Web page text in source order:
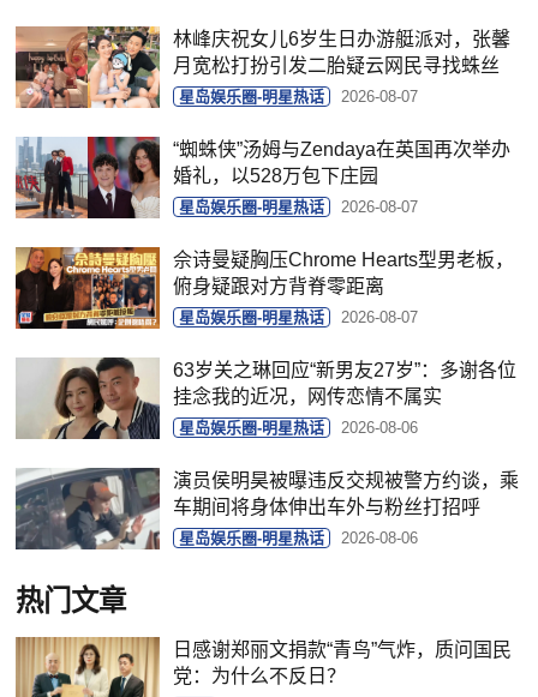
林峰庆祝女儿6岁生日办游艇派对，张馨
月宽松打扮引发二胎疑云网民寻找蛛丝
星岛娱乐圈-明星热话 2026-08-07
“蜘蛛侠”汤姆与Zendaya在英国再次举办
婚礼，以528万包下庄园
星岛娱乐圈-明星热话 2026-08-07
佘诗曼疑胸压Chrome Hearts型男老板，
俯身疑跟对方背脊零距离
星岛娱乐圈-明星热话 2026-08-07
63岁关之琳回应“新男友27岁”：多谢各位
挂念我的近况，网传恋情不属实
星岛娱乐圈-明星热话 2026-08-06
演员侯明昊被曝违反交规被警方约谈，乘
车期间将身体伸出车外与粉丝打招呼
星岛娱乐圈-明星热话 2026-08-06
热门文章
日感谢郑丽文捐款“青鸟”气炸，质问国民
党：为什么不反日？